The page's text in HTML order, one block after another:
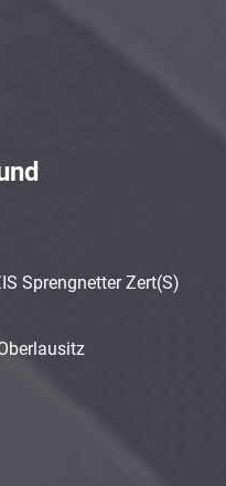
Sprengnetter Zert(S)